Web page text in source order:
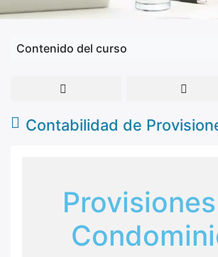
Contenido del curso